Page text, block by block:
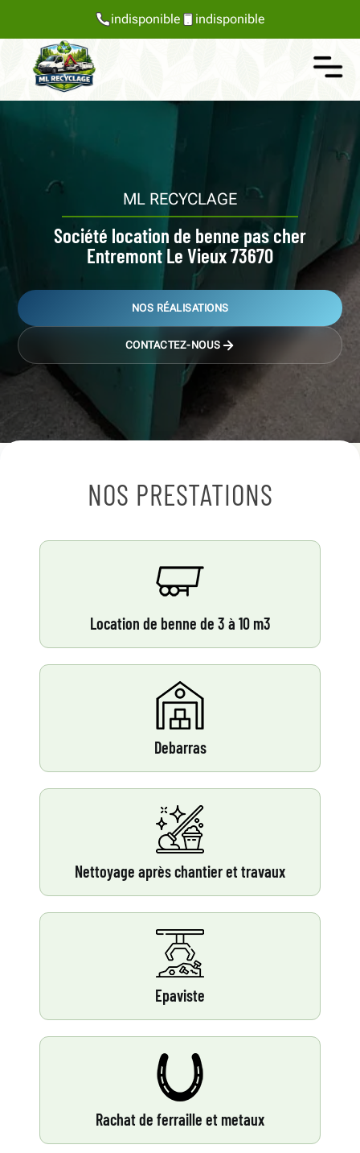
indisponible indisponible
ML RECYCLAGE
Société location de benne pas cher
Entremont Le Vieux 73670
NOS RÉALISATIONS
CONTACTEZ-NOUS
NOS PRESTATIONS
Location de benne de 3 à 10 m3
Debarras
Nettoyage après chantier et travaux
Epaviste
Rachat de ferraille et metaux